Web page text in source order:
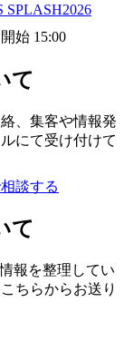
SPLASH2026
始 15:00
て
、集客や情報発
にて受け付けて
談する
て
報を整理してい
ちらからお送り